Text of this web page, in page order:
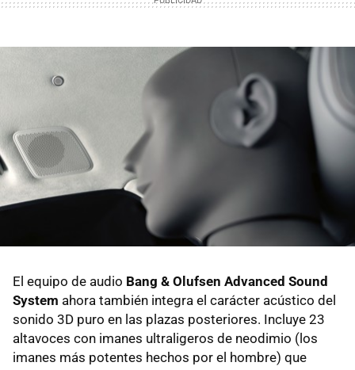
El equipo de audio Bang & Olufsen Advanced Sound
System ahora también integra el carácter acústico del
sonido 3D puro en las plazas posteriores. Incluye 23
altavoces con imanes ultraligeros de neodimio (los
imanes más potentes hechos por el hombre) que